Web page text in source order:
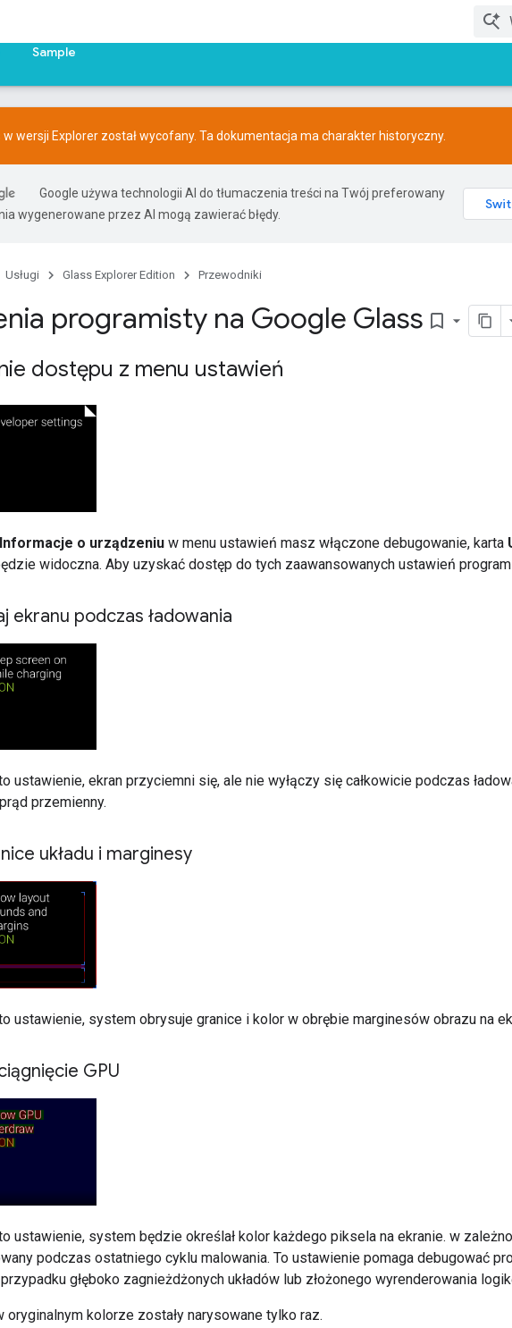
Sample
w wersji Explorer został wycofany. Ta dokumentacja ma charakter historyczny.
Google używa technologii AI do tłumaczenia treści na Twój preferowany
wygenerowane przez AI mogą zawierać błędy.
Usługi Glass Explorer Edition Przewodniki
programisty na Google Glass bookmark_border
dostępu z menu ustawień
Informacje o urządzeniu w menu ustawień masz włączone debugowanie, karta
widoczna. Aby uzyskać dostęp do tych zaawansowanych ustawień
ekranu podczas ładowania
ustawienie, ekran przyciemni się, ale nie wyłączy się całkowicie podczas
przemienny.
układu i marginesy
ustawienie, system obrysuje granice i kolor w obrębie marginesów obrazu na
GPU
ustawienie, system będzie określał kolor każdego piksela na ekranie. w
podczas ostatniego cyklu malowania. To ustawienie pomaga debugować
głęboko zagnieżdżonych układów lub złożonego wyrenderowania
oryginalnym kolorze zostały narysowane tylko raz.